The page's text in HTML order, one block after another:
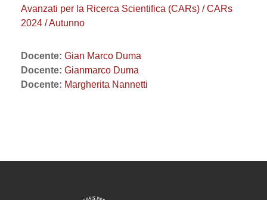
Avanzati per la Ricerca Scientifica (CARs) / CARs
2024 / Autunno
Docente: Gian Marco Duma
Docente: Gianmarco Duma
Docente: Margherita Nannetti